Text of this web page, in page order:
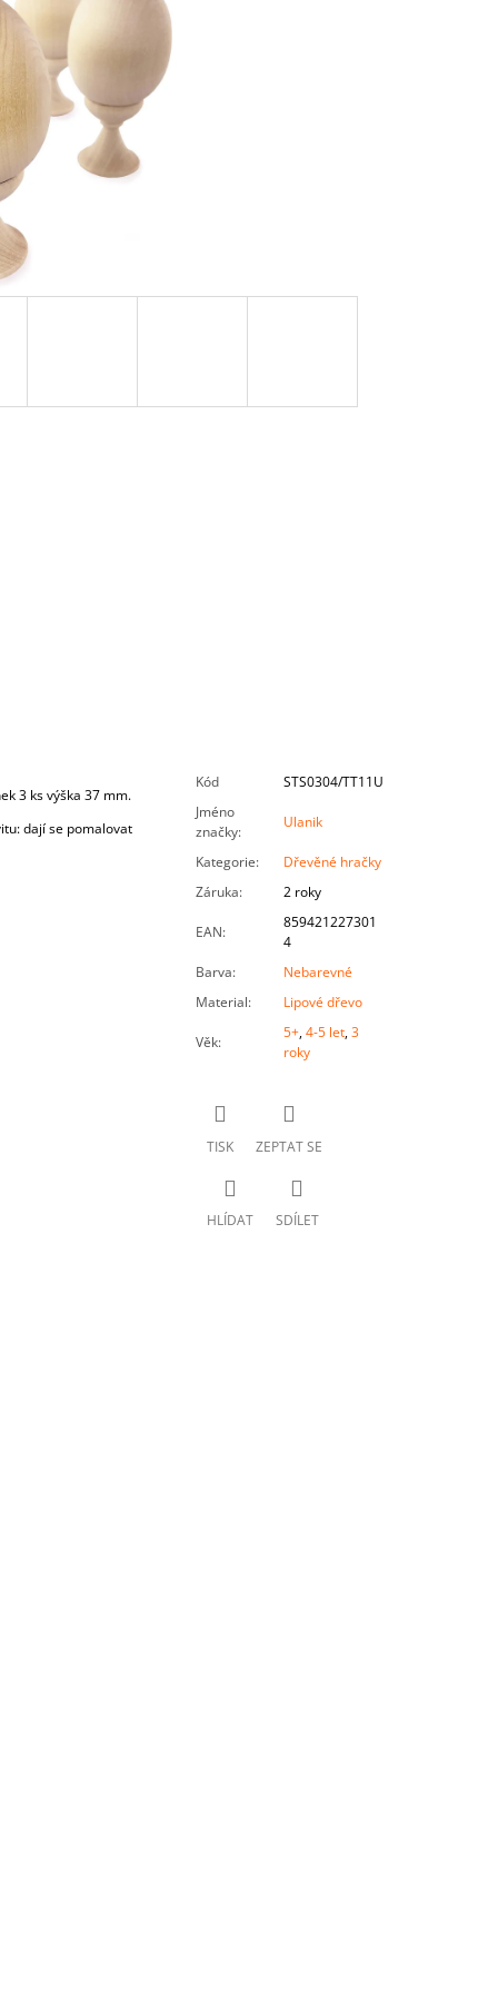
3 ks výška 37 mm.
dají se pomalovat
Kód
STS0304/TT11U
Jméno
značky:
Ulanik
Kategorie:
Dřevěné hračky
Záruka: 2 roky
EAN:
859421227301
4
Barva:
Nebarevné
Material: Lipové dřevo
Věk:
5+,4-5 let,3
roky
TISK ZEPTAT SE
HLÍDAT SDÍLET